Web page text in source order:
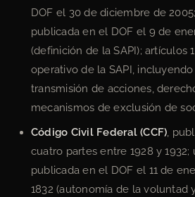
DOF el 30 de diciembre de
publicada en el DOF el 9 de
(definición de la SAPI); artículos
operativo de la SAPI,
transmisión de acciones,
mecanismos de exclusión de
Código Civil Federal (CCF) ,
cuatro partes entre 1928 y
publicada en el DOF el 11 de
1832 (autonomía de la voluntad